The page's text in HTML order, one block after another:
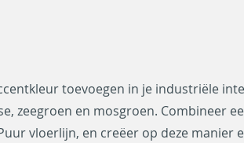
toevoegen in je industriële
zeegroen en mosgroen. Combineer
vloerlijn, en creëer op deze